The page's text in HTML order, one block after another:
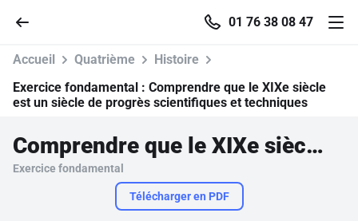
01 76 38 08 47
Parcourir
Accueil Quatrième
Histoire
Exercice fondamental : Comprendre que le XIXe siècle
est un siècle de progrès scientifiques et techniques
Comprendre que le XIXe siècle est un siècle de progrès scientifiques et techniques
Exercice fondamental
Télécharger en PDF